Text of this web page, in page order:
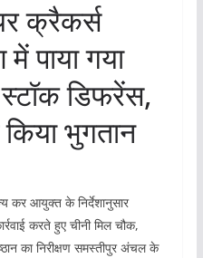
क्रैकर्स
में पाया गया
डिफरेंस,
भुगतान
कर आयुक्त के निर्देशानुसार
करते हुए चीनी मिल चौक,
का निरीक्षण समस्तीपुर अंचल के